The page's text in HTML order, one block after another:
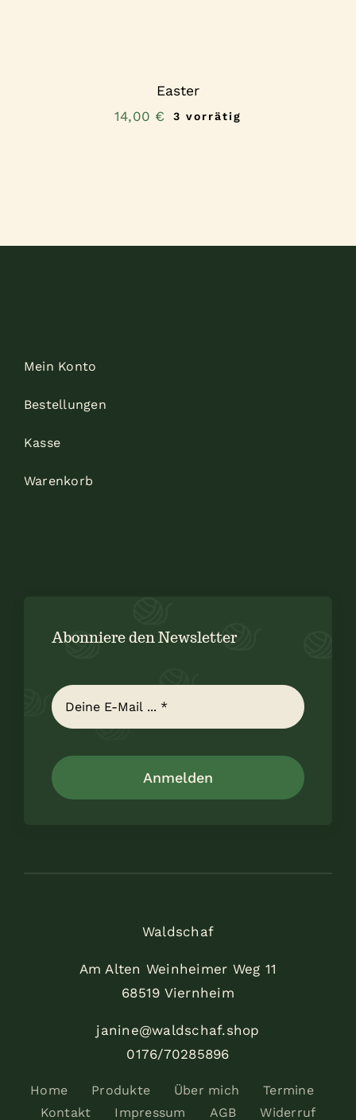
Easter
14,00 € 3 vorrätig
Mein Konto
Bestellungen
Kasse
Warenkorb
Abonniere den Newsletter
Anmelden
Waldschaf
Am Alten Weinheimer Weg 11
68519 Viernheim
janine@waldschaf.shop
0176/70285896
Home Produkte Über mich
Termine
Kontakt
Impressum AGB Widerruf